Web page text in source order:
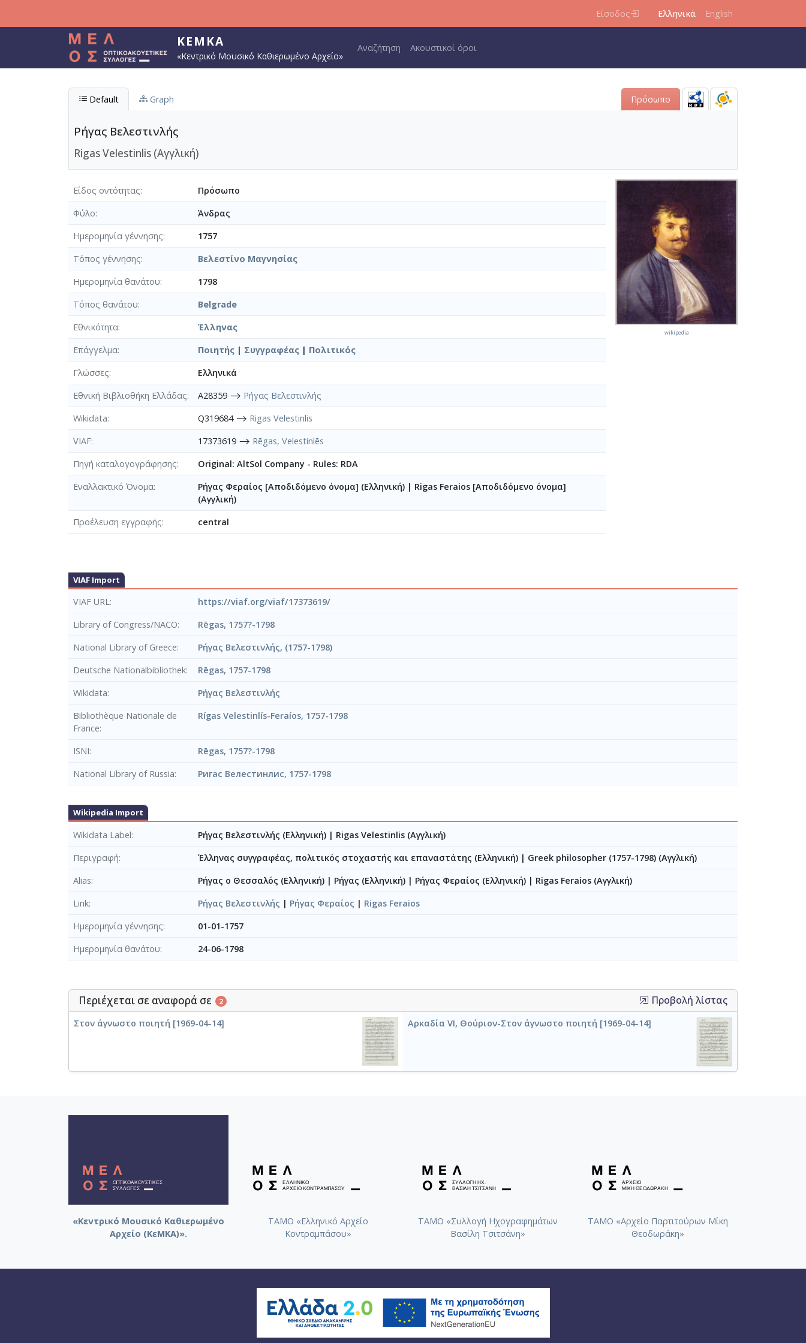
Είσοδος Ελληνικά English
ΚΕΜΚΑ
«Κεντρικό Μουσικό Καθιερωμένο Αρχείο»
Main navigation
Αναζήτηση Ακουστικοί όροι
Default Graph Πρόσωπο
Ρήγας Βελεστινλής
Rigas Velestinlis (Αγγλική)
Είδος οντότητας
Πρόσωπο
Φύλο
Άνδρας
Ημερομηνία γέννησης
1757
Τόπος γέννησης
Βελεστίνο Μαγνησίας
Ημερομηνία θανάτου
1798
Τόπος θανάτου
Belgrade
Εθνικότητα
Έλληνας
Επάγγελμα
Ποιητής | Συγγραφέας | Πολιτικός
Γλώσσες
Ελληνικά
Εθνική Βιβλιοθήκη Ελλάδας
A28359 ⟶ Ρήγας Βελεστινλής
Wikidata
Q319684 ⟶ Rigas Velestinlis
VIAF
17373619 ⟶ Rēgas, Velestinlēs
Πηγή καταλογογράφησης
Original: AltSol Company - Rules: RDA
Εναλλακτικό Όνομα
Ρήγας Φεραίος [Αποδιδόμενο όνομα] (Ελληνική) | Rigas Feraios [Αποδιδόμενο όνομα]
(Αγγλική)
Προέλευση εγγραφής
central
wikipedia
VIAF Import
VIAF URL
https://viaf.org/viaf/17373619/
Library of Congress/NACO
Rēgas, 1757?-1798
National Library of Greece
Ρήγας Βελεστινλής, (1757-1798)
Deutsche Nationalbibliothek
Rēgas, 1757-1798
Wikidata
Ρήγας Βελεστινλής
Bibliothèque Nationale de
France
Rígas Velestinlís-Feraíos, 1757-1798
ISNI
Rēgas, 1757?-1798
National Library of Russia
Ригас Велестинлис, 1757-1798
Wikipedia Import
Wikidata Label Ρήγας Βελεστινλής (Ελληνική) | Rigas Velestinlis (Αγγλική)
Περιγραφή
Έλληνας συγγραφέας, πολιτικός στοχαστής και επαναστάτης (Ελληνική) | Greek philosopher (1757-1798) (Αγγλική)
Alias
Ρήγας ο Θεσσαλός (Ελληνική) | Ρήγας (Ελληνική) | Ρήγας Φεραίος (Ελληνική) | Rigas Feraios (Αγγλική)
Link
Ρήγας Βελεστινλής | Ρήγας Φεραίος | Rigas Feraios
Ημερομηνία γέννησης
01-01-1757
Ημερομηνία θανάτου
24-06-1798
Περιέχεται σε αναφορά σε 2 Προβολή λίστας
Στον άγνωστο ποιητή [1969-04-14] Αρκαδία VI, Θούριον-Στον άγνωστο ποιητή [1969-04-14]
«Κεντρικό Μουσικό Καθιερωμένο
Αρχείο (ΚεΜΚΑ)».
ΤΑΜΟ «Ελληνικό Αρχείο
Κοντραμπάσου»
ΤΑΜΟ «Συλλογή Ηχογραφημάτων
Βασίλη Τσιτσάνη»
ΤΑΜΟ «Αρχείο Παρτιτούρων Μίκη
Θεοδωράκη»